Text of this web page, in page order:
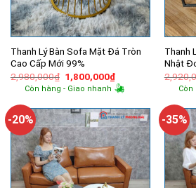
Thanh Lý Bàn Sofa Mặt Đá Tròn
Cao Cấp Mới 99%
2,980,000₫ Giá
gốc
là:
1,800,000₫Giá
hiện
tại
1,800,000₫.
Còn hàng - Giao nhanh
Thanh
Nhật
Còn
-20% -35%